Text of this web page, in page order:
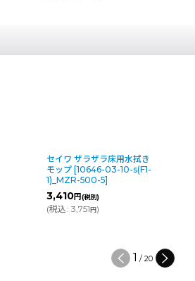
アプソン モケットモップ
（フリーハンドルモップ・パ
ッドホルダー用）
03-40-s_Art.3321/5
1,248円～1,274
2 /20